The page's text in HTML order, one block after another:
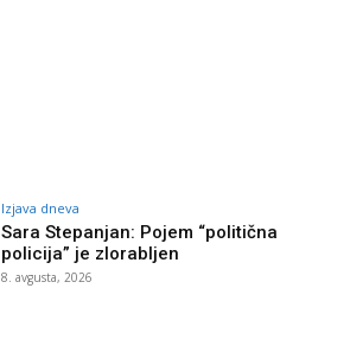
Izjava dneva
Sara Stepanjan: Pojem “politična
policija” je zlorabljen
8. avgusta, 2026